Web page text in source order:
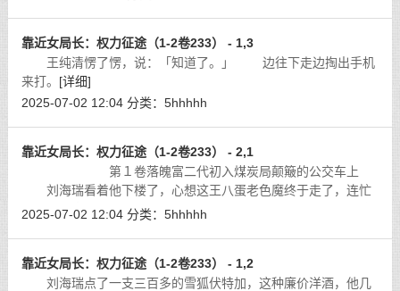
靠近女局长：权力征途（1-2卷233） - 1,3
王纯清愣了愣，说：「知道了。」 边往下走边掏出手机
来打。 [详细]
2025-07-02 12:04 分类： 5hhhhh
靠近女局长：权力征途（1-2卷233） - 2,1
第１卷落魄富二代初入煤炭局颠簸的公交车上
刘海瑞看着他下楼了，心想这王八蛋老色魔终于走了，连忙
返回办公室，反锁了门，开始仔细观察王纯清那间套间和外面这
2025-07-02 12:04 分类： 5hhhhh
靠近女局长：权力征途（1-2卷233） - 1,2
刘海瑞点了一支三百多的雪狐伏特加，这种廉价洋酒，他几